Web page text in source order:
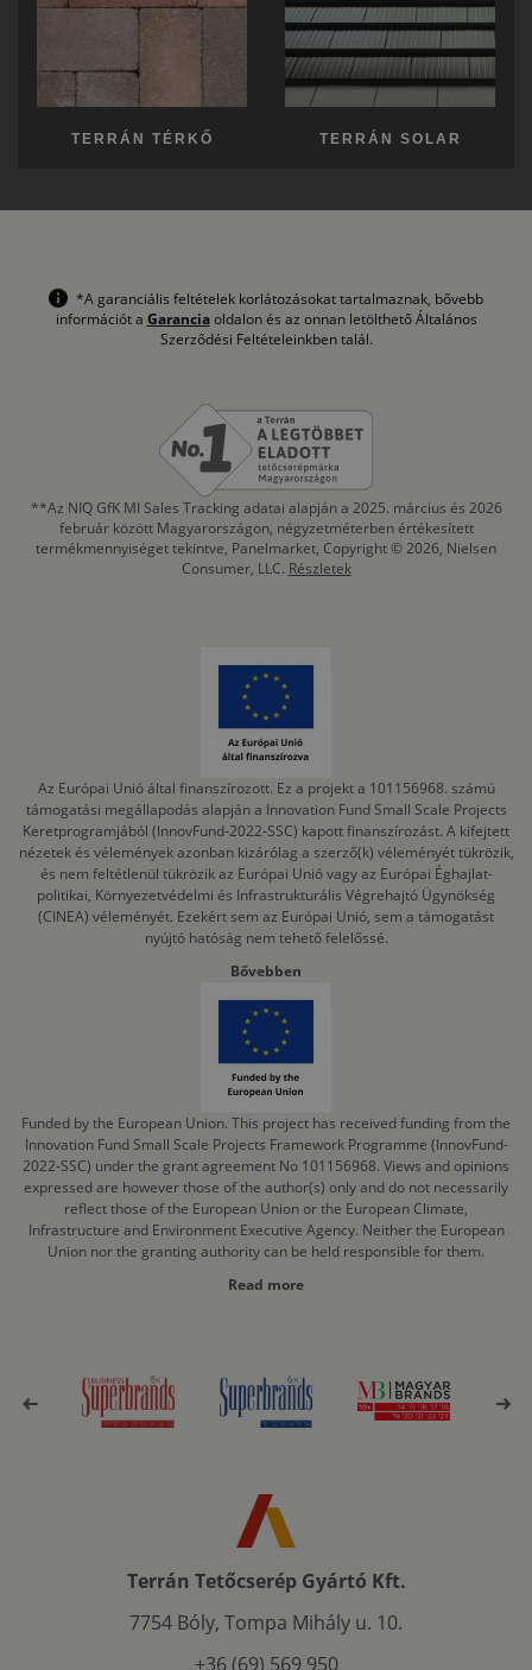
TERRÁN TÉRKŐ TERRÁN SOLAR
*A garanciális feltételek korlátozásokat tartalmaznak, bővebb
információt a Garanciaoldalon és az onnan letölthető Általános
Szerződési Feltételeinkben talál.
**Az NIQ GfK MI Sales Tracking adatai alapján a 2025. március és 2026
február között Magyarországon, négyzetméterben értékesített
termékmennyiséget tekintve, Panelmarket, Copyright © 2026, Nielsen
Consumer, LLC. Részletek
Az Európai Unió által finanszírozott. Ez a projekt a 101156968. számú
támogatási megállapodás alapján a Innovation Fund Small Scale Projects
Keretprogramjából (InnovFund-2022-SSC) kapott finanszírozást. A kifejtett
nézetek és vélemények azonban kizárólag a szerző(k) véleményét tükrözik,
és nem feltétlenül tükrözik az Európai Unió vagy az Európai Éghajlat-
politikai, Környezetvédelmi és Infrastrukturális Végrehajtó Ügynökség
(CINEA) véleményét. Ezekért sem az Európai Unió, sem a támogatást
nyújtó hatóság nem tehető felelőssé.
Bővebben
Funded by the European Union. This project has received funding from the
Innovation Fund Small Scale Projects Framework Programme (InnovFund-
2022-SSC) under the grant agreement No 101156968. Views and opinions
expressed are however those of the author(s) only and do not necessarily
reflect those of the European Union or the European Climate,
Infrastructure and Environment Executive Agency. Neither the European
Union nor the granting authority can be held responsible for them.
Read more
Terrán Tetőcserép Gyártó Kft.
7754 Bóly, Tompa Mihály u. 10.
+36 (69) 569 950